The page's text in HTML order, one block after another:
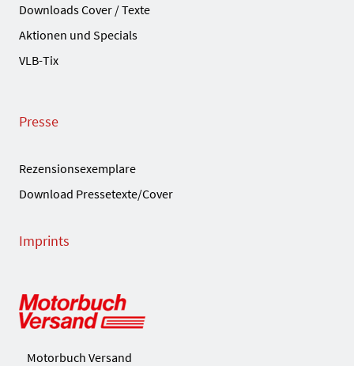
Downloads Cover / Texte
Aktionen und Specials
VLB-Tix
Presse
Rezensionsexemplare
Download Pressetexte/Cover
Imprints
Motorbuch Versand